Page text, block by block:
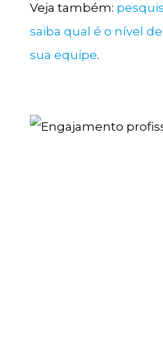
Veja também:
saiba qual é o nível
sua equipe.